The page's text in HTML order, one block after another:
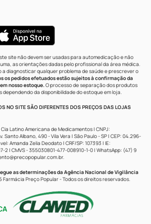
site não devem ser usadas para automedicação e não
as orientações dadas pelo profissional da área médica.
a diagnosticar qualquer problema de saúde e prescrever o
os pedidos efetuados estão sujeitos à confirmação da
nosso estoque.O processo de separação dos produtos
dependendo da disponibilidade do estoque em loja.
NO SITE SÃO DIFERENTES DOS PREÇOS DAS LOJAS
| Cia Latino Americana de Medicamentos | CNPJ:
Santo Albano, 490 - Vila Vera | São Paulo - SP | CEP: 04.296-
Amanda Zelia Deodato | CRF/SP: 107393 | IE:
2 | CMVS - 355030801-477-008910-1-0 | WhatsApp: (47) 9
.
as determinações da Agência Nacional de Vigilância
Farmácia Preço Popular - Todos os direitos reservados.